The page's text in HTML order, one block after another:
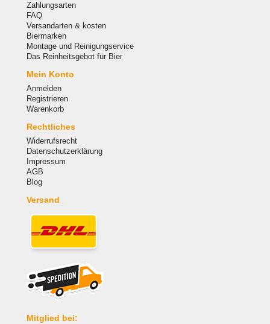
Zahlungsarten
FAQ
Versandarten & kosten
Biermarken
Montage und Reinigungservice
Das Reinheitsgebot für Bier
Mein Konto
Anmelden
Registrieren
Warenkorb
Rechtliches
Widerrufsrecht
Datenschutzerklärung
Impressum
AGB
Blog
Versand
Mitglied bei: